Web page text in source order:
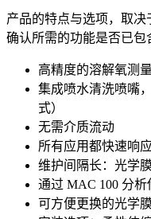
产品的特点与选项，取
确认所需的功能是否已包
高精度的溶解氧测
集成喷水清洗喷嘴
式）
无需介质流动
所有应用都快速响应
维护间隔长：光学
通过 MAC 100 分
可方便更换的光学